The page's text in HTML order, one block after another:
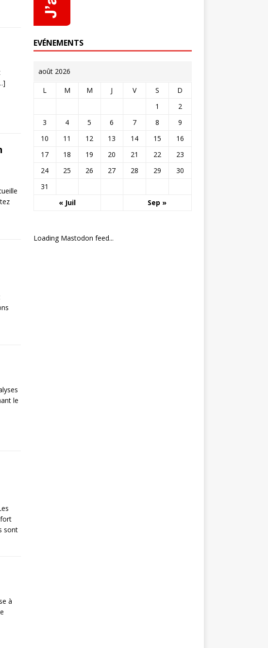
le
sont
à
EVÉNEMENTS
août 2026
L M M J V S
D
1
2
3
4 5 6 7 8
9
10
11 12 13 14 15
16
17
18 19 20 21 22
23
24
25 26 27 28 29
30
31
« Juil
Sep »
Loading Mastodon feed...